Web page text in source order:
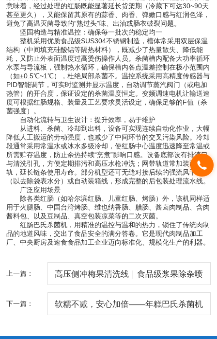
意味着，经过处理的红肠既能显著延长货架期（冷藏下可达30~90天
甚至更久），又能保留其原有的蒜香、肉香、弹嫩口感与红润色泽，
避免了高温灭菌导致的“熟过头”味、出油或肠衣破裂问题。
坚固构造与精准温控：确保每一批次的稳定均一
整机采用优质食品级SUS304不锈钢制造，槽体常采用双层保温
结构（中间填充硅酸铝等隔热材料），既减少了热量散失、降低能
耗，又防止外表面温度过高烫伤操作人员。杀菌槽内配备大功率循环
水泵与导流板，强制热水循环，确保槽内各点温差控制在极小范围内
（如±0.5℃~1℃），杜绝局部杀菌不。温控系统采用高精度传感器与
PID智能调节，可实时监测并显示温度，自动调节蒸汽阀门（或电加
热管）的开合度，保证设定的杀菌温度恒定。变频调速电机让输送速
度可根据红肠规格、装量及工艺要求灵活设定，确保足够的F值（杀
菌强度）。
自动化流转与卫生设计：提升效率，易于维护
从进料、杀菌、冷却到出料，设备可实现连续自动化作业，大幅
降低人工搬运的劳动强度，也减少了中间环节的交叉污染风险。冷却
段通常采用常温水或冰水多级冷却，使红肠中心温度迅速降至常温或
所需贮存温度，防止余热持续“烹煮”影响口感。设备底部设有排渣口
与清洗引孔，方便定期排污和高压水枪冲洗；网带轨道常加装耐磨垫
轨，延长链条使用寿命。部分机型还可无缝对接后续的强流风干机
（以去除袋表水分）或自动装箱线，形成完整的后包装处理流水线。
广泛应用场景
除各类红肠（如哈尔滨红肠、儿童红肠、烤肠）外，该机同样适
用于火腿肠、中国台湾烤肠、维也纳香肠、腊肠、酱卤肉制品、含肉
酱料包、以及豆制品、真空包装凉菜等的二次灭菌。
红肠巴氏杀菌机，用精准的温控与温和的热力，锁住了传统肉制
品的地道风味，交出了食品安全的满分答卷。它是现代肉制品加工
厂、中央厨房及速食食品加工企业迈向标准化、规模化生产的利器。
上一篇： 高压侧冲梅果清洗线｜食品级浆果除杂喷
下一篇： 软糯不减，安心加倍——年糕巴氏杀菌机